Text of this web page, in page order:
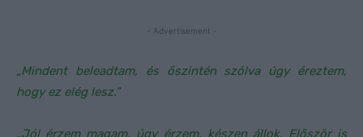
- Advertisement -
„Mindent beleadtam, és őszintén szólva úgy éreztem,
hogy ez elég lesz.”
„Jól érzem magam, úgy érzem, készen állok. Először is